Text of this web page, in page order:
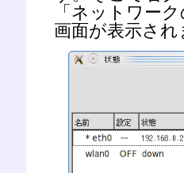
「ネットワー
画面が表示され